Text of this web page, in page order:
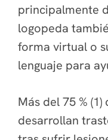
principalmente
logopeda
forma virtual o
lenguaje para
Más del 75 %
desarrollan